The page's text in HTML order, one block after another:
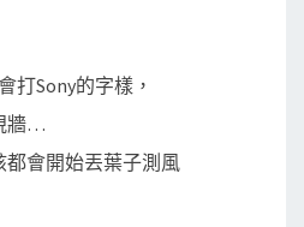
打Sony的字樣，
牆…
都會開始丟葉子測風